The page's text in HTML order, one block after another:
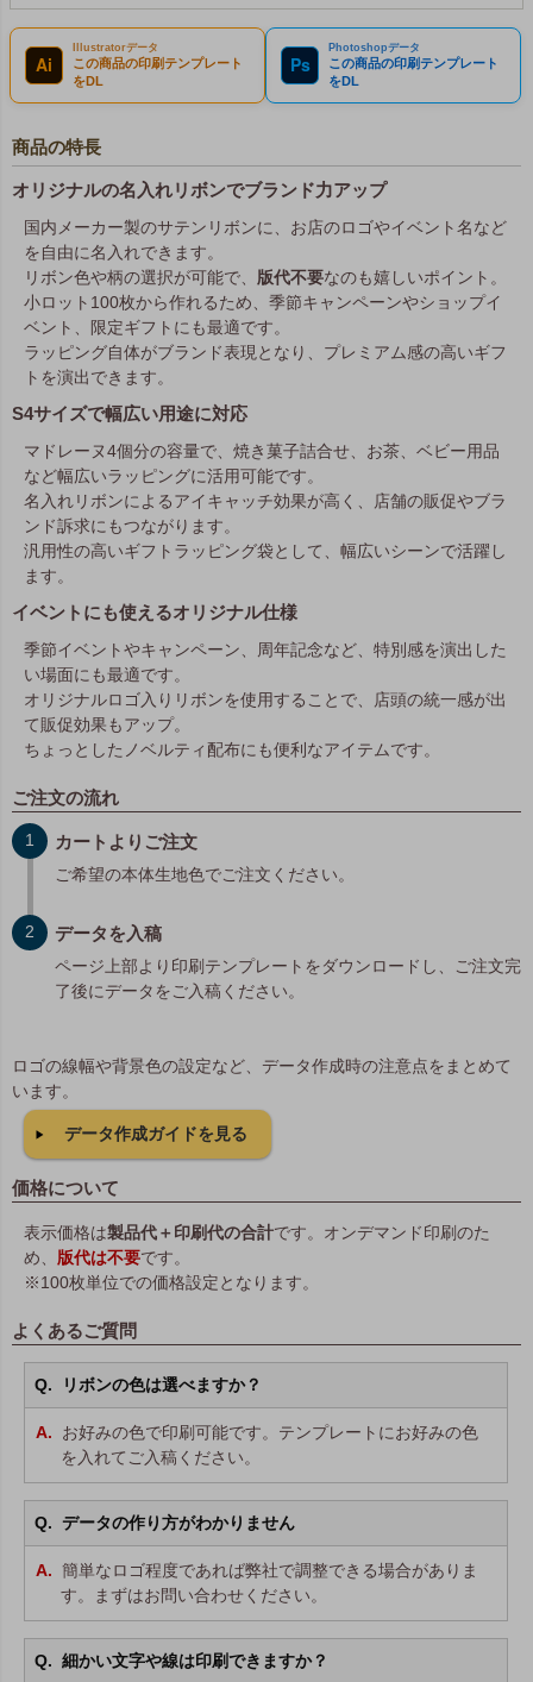
Ai
Illustratorデータ
この商品の印刷テンプレート
をDL
Ps
Photoshopデータ
この商品の印刷テンプレート
をDL
商品の特長
オリジナルの名入れリボンでブランド力アップ
国内メーカー製のサテンリボンに、お店のロゴやイベント名など
を自由に名入れできます。
リボン色や柄の選択が可能で、 版代不要なのも嬉しいポイント。
小ロット100枚から作れるため、季節キャンペーンやショップイ
ベント、限定ギフトにも最適です。
ラッピング自体がブランド表現となり、プレミアム感の高いギフ
トを演出できます。
S4サイズで幅広い用途に対応
マドレーヌ4個分の容量で、焼き菓子詰合せ、お茶、ベビー用品
など幅広いラッピングに活用可能です。
名入れリボンによるアイキャッチ効果が高く、店舗の販促やブラ
ンド訴求にもつながります。
汎用性の高いギフトラッピング袋として、幅広いシーンで活躍し
ます。
イベントにも使えるオリジナル仕様
季節イベントやキャンペーン、周年記念など、特別感を演出した
い場面にも最適です。
オリジナルロゴ入りリボンを使用することで、店頭の統一感が出
て販促効果もアップ。
ちょっとしたノベルティ配布にも便利なアイテムです。
ご注文の流れ
カートよりご注文
ご希望の本体生地色でご注文ください。
データを入稿
ページ上部より印刷テンプレートをダウンロードし、ご注文完
了後にデータをご入稿ください。
ロゴの線幅や背景色の設定など、データ作成時の注意点をまとめて
います。
データ作成ガイドを見る
価格について
表示価格は製品代＋印刷代の合計です。オンデマンド印刷のた
め、 版代は不要です。
※100枚単位での価格設定となります。
よくあるご質問
リボンの色は選べますか？
お好みの色で印刷可能です。テンプレートにお好みの色
を入れてご入稿ください。
データの作り方がわかりません
簡単なロゴ程度であれば弊社で調整できる場合がありま
す。まずはお問い合わせください。
細かい文字や線は印刷できますか？